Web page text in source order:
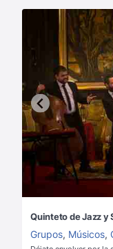
Quinteto de Jazz y
Grupos, Músicos,